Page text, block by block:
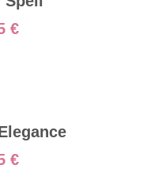
€
€